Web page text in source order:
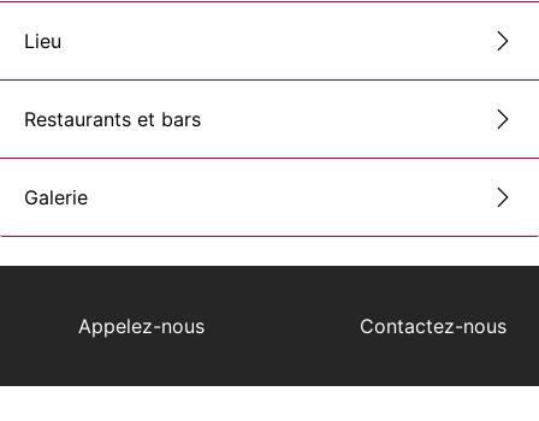
Lieu
Restaurants et bars
Galerie
Appelez-nous Contactez-nous